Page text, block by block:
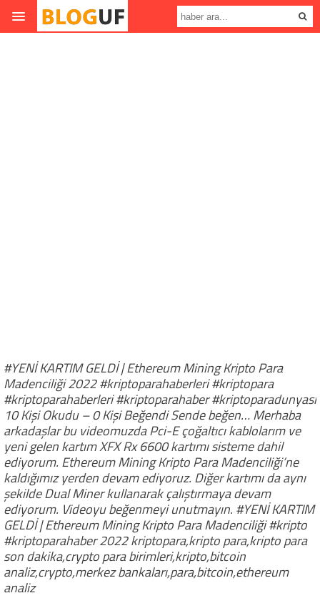
#YENİ KARTIM GELDİ | Ethereum Mining Kripto Para
Madenciliği 2022 #kriptoparahaberleri #kriptopara
#kriptoparahaberleri #kriptoparahaber #kriptoparadunyasi
10 Kişi Okudu – 0 Kişi Beğendi Sende beğen… Merhaba
arkadaşlar bu videomuzda Pci-E çoğaltıcı kablolarım ve
yeni gelen kartım XFX Rx 6600 kartımı sisteme dahil
ediyorum. Ethereum Mining Kripto Para Madenciliği’ne
kaldığımız yerden devam ediyoruz. Diğer kartımı da aynı
şekilde Dual Miner kullanarak çalıştırmaya devam
ediyorum. Videoyu beğenmeyi unutmayın. #YENİ KARTIM
GELDİ | Ethereum Mining Kripto Para Madenciliği #kripto
#kriptoparahaber 2022 kriptopara,kripto para,kripto para
son dakika,crypto para birimleri,kripto,bitcoin
analiz,crypto,merkez bankaları,para,bitcoin,ethereum
analiz